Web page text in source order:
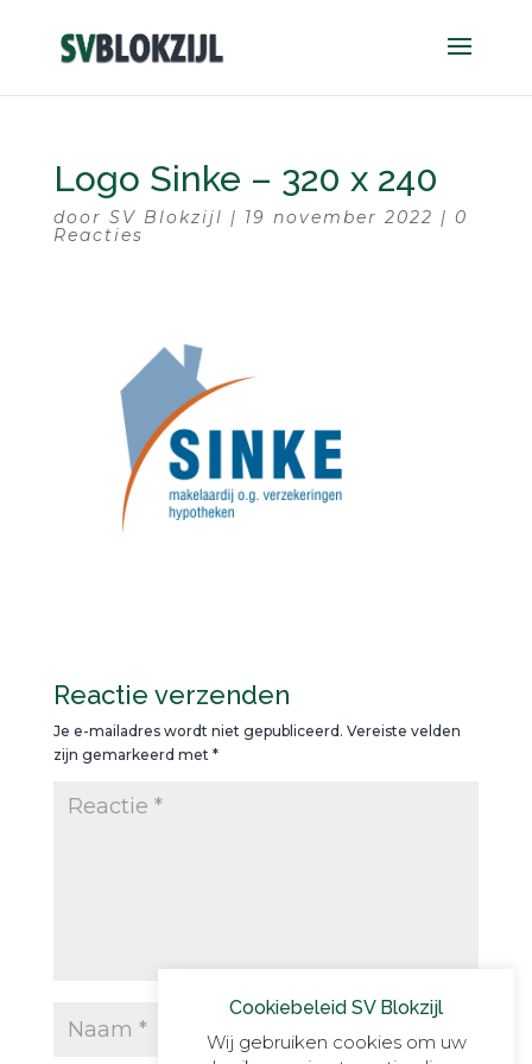
Logo Sinke – 320 x 240
door SV Blokzijl | 19 november 2022 | 0
Reacties
Reactie verzenden
Je e-mailadres wordt niet gepubliceerd. Vereiste velden
zijn gemarkeerd met *
Cookiebeleid SV Blokzijl
Wij gebruiken cookies om uw